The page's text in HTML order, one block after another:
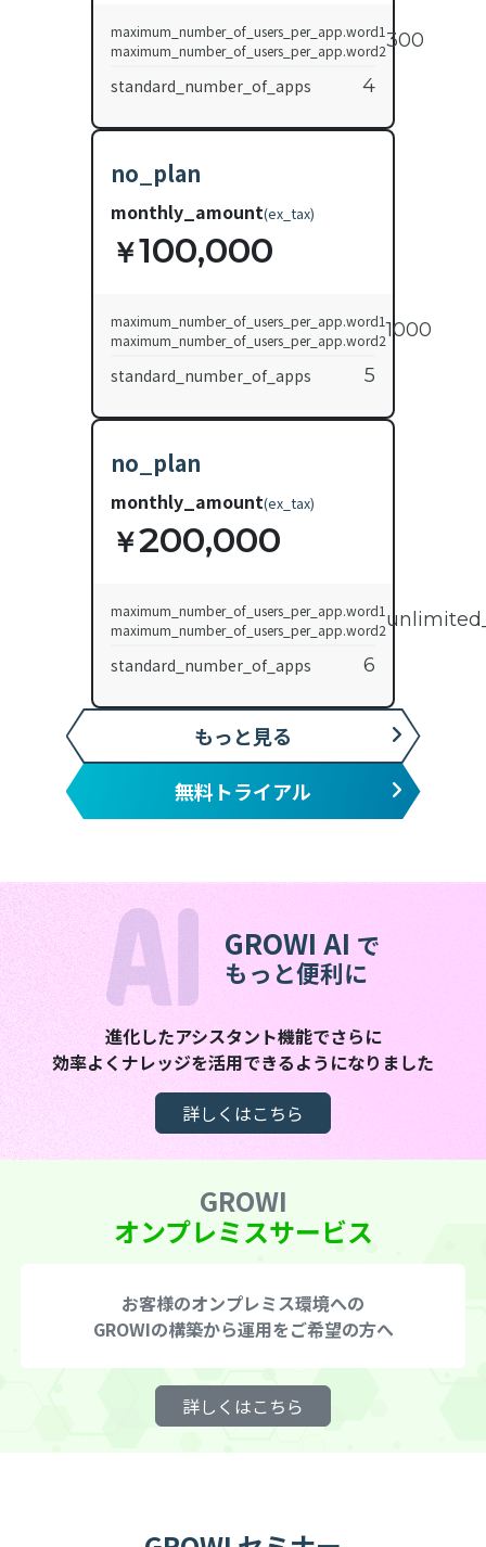
maximum_number_of_users_per_app.word1
maximum_number_of_users_per_app.word2300
standard_number_of_apps 4
no_plan
monthly_amount(ex_tax)
￥100,000
maximum_number_of_users_per_app.word1
maximum_number_of_users_per_app.word21000
standard_number_of_apps 5
no_plan
monthly_amount(ex_tax)
￥200,000
maximum_number_of_users_per_app.word1
maximum_number_of_users_per_app.word2
standard_number_of_apps 6
もっと見る
無料トライアル
GROWI AI で
もっと便利に
進化したアシスタント機能でさらに
効率よくナレッジを活用できるようになりました
詳しくはこちら
GROWI
オンプレミスサービス
お客様のオンプレミス環境への
GROWIの構築から運用をご希望の方へ
詳しくはこちら